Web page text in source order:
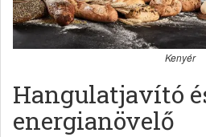
Kenyér
Hangulatjavító
energianövelő